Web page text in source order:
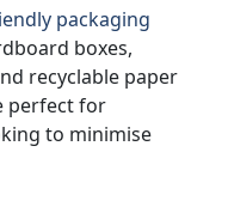
packaging
boxes,
recyclable paper
perfect for
to minimise